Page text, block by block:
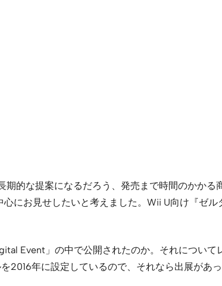
期的な提案になるだろう、発売まで時間のかか
にお見せしたいと考えました。Wii U向け『ゼ
Event」の中で公開されたのか。それについ
2016年に設定しているので、それなら出展があ